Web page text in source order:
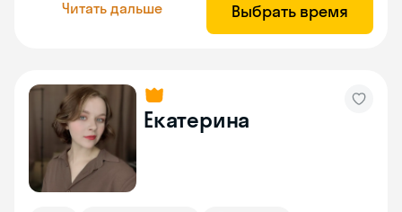
Читать дальше Выбрать время
Екатерина